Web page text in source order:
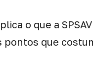
o que a
pontos que